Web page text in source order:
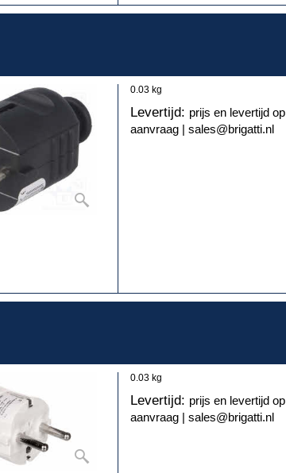
0.03kg
Levertijd: prijs en levertijd op
aanvraag | sales@brigatti.nl
0.03kg
Levertijd: prijs en levertijd op
aanvraag | sales@brigatti.nl